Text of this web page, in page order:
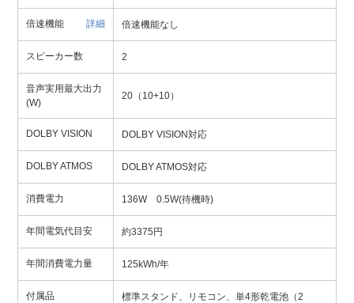
倍速機能 詳細 倍速機能なし
スピーカー数 2
音声実用最大出力
(W)
20（10+10）
DOLBY VISION DOLBY VISION対応
DOLBY ATMOS DOLBY ATMOS対応
消費電力 136W 0.5W(待機時)
年間電気代目安 約3375円
年間消費電力量 125kWh/年
付属品
標準スタンド、リモコン、単4形乾電池（2